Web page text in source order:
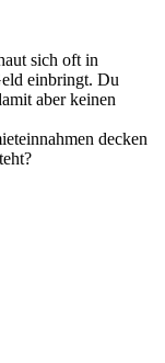
sich oft in
einbringt. Du
aber keinen
decken